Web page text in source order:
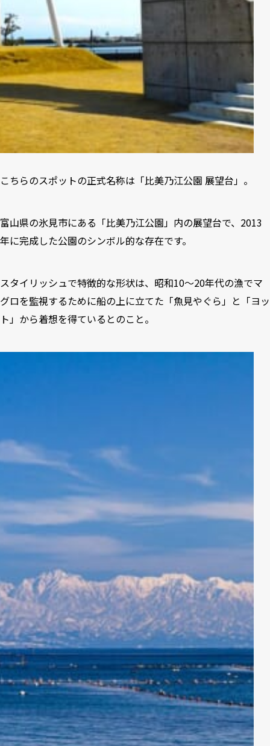
こちらのスポットの正式名称は「比美乃江公園 展望台」。
富山県の氷見市にある「比美乃江公園」内の展望台で、2013
年に完成した公園のシンボル的な存在です。
スタイリッシュで特徴的な形状は、昭和10～20年代の漁でマ
グロを監視するために船の上に立てた「魚見やぐら」と「ヨッ
ト」から着想を得ているとのこと。